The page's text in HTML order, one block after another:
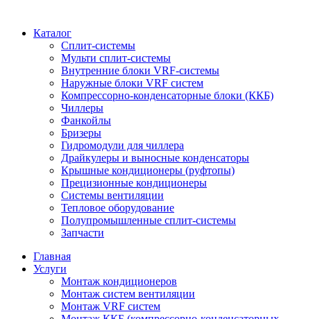
Каталог
Сплит-системы
Мульти сплит-системы
Внутренние блоки VRF-cистемы
Наружные блоки VRF cистем
Компрессорно-конденсаторные блоки (ККБ)
Чиллеры
Фанкойлы
Бризеры
Гидромодули для чиллера
Драйкулеры и выносные конденсаторы
Крышные кондиционеры (руфтопы)
Прецизионные кондиционеры
Системы вентиляции
Тепловое оборудование
Полупромышленные сплит-системы
Запчасти
Главная
Услуги
Монтаж кондиционеров
Монтаж cистем вентиляции
Монтаж VRF систем